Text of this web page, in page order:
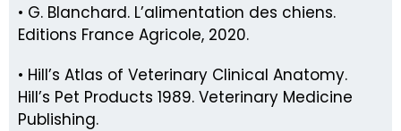
• G. Blanchard. L’alimentation des chiens.
Editions France Agricole, 2020.
• Hill’s Atlas of Veterinary Clinical Anatomy.
Hill’s Pet Products 1989. Veterinary Medicine
Publishing.